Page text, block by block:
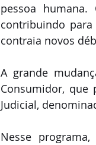
pessoa
contribuindo
contraia novos
A grande
Consumidor, que
Judicial,
Nesse